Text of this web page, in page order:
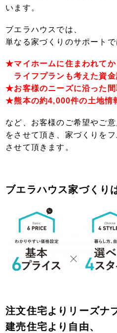
います。
ブエラハウスでは、
単なる家づくりのサポートで
★マイホームに住まわれて
ライフプランも考えた資
★お客様のニーズに沿った間
★熊本の約4,000件の土地情
など、お客様のご希望やご
をさせて頂き、 家づくりを
させて頂きます。
ブエラハウス家づくり
注文住宅よりリーズナ
建売住宅より自由、